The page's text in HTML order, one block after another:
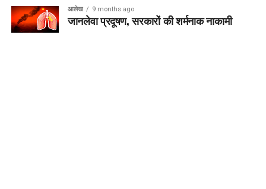
आलेख 9 months ago
जानलेवा प्रदूषण, सरकारों की शर्मनाक नाकामी